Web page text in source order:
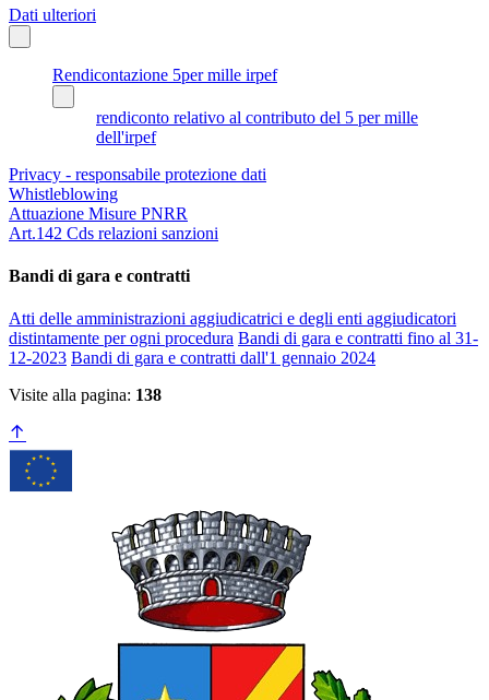
Dati ulteriori
Rendicontazione 5per mille irpef
rendiconto relativo al contributo del 5 per mille
dell'irpef
Privacy - responsabile protezione dati
Whistleblowing
Attuazione Misure PNRR
Art.142 Cds relazioni sanzioni
Bandi di gara e contratti
Atti delle amministrazioni aggiudicatrici e degli enti aggiudicatori
distintamente per ogni procedura Bandi di gara e contratti fino al 31-
12-2023 Bandi di gara e contratti dall'1 gennaio 2024
Visite alla pagina: 138